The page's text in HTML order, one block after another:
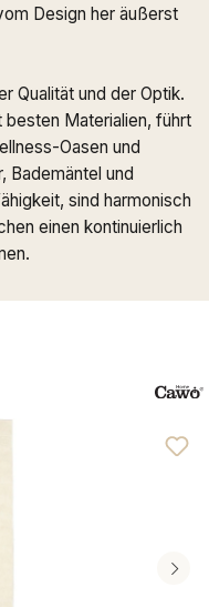
Design her äußerst
Qualität und der Optik.
besten Materialien, führt
Oasen und
Bademäntel und
sind harmonisch
einen kontinuierlich
von 5 Sternen